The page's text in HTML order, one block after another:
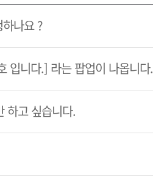
나요 ?
입니다.] 라는 팝업이 나옵니다.
하고 싶습니다.